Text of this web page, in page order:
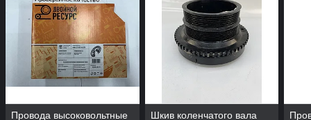
Провода высоковольтные
Шкив коленчатого вала